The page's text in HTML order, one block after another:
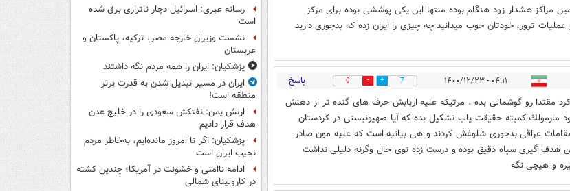
مراکز هشدار زود هنگام بوده منتها این یکی پوششی بوده برای مرکز
ترور، خودتان خوب میدانید چه چیزی را ایران زده که بدجوری دارید
۰۴:۱۱ - ۱۴۰۰/۱۲/۲۳ 7
0 پاسخ
مقتدا رو گوشمالى بده ، مرتيكه عليه اربابش حرف هاى گنده تر از دهنش
مارمولك كميته حقيقت ياب تشكيل بده كه آيا صهيونيستى در كردستان
عراقى بدجورى شلوغش كردند و هى بيانيه است كه عليه مون صادر
من هدف گيرى سپاه دقيق بوده و درست زده توى خال وگرنه دليلى نداشت
و هيچى نگه
رسانه عبری: اسرائیل دچار ناترازی برق شده
است
نشست وزیران خارجه مصر، ترکیه، پاکستان و
عربستان
پزشکیان: ایران را همه مردم نگه داشتند
ایران در مسیر تبدیل شدن به قدرت برتر
منطقه است!
ارتش یمن: نفتکش سعودی را در خلیج عدن
هدف قرار دادیم
پزشکیان: اگر تا امروز مانده‌ایم، به‌خاطر مردم
نجیب ایران است
ادامه ناامنی و خشونت در آمریکا؛ چندین کشته
در کارولینای شمالی